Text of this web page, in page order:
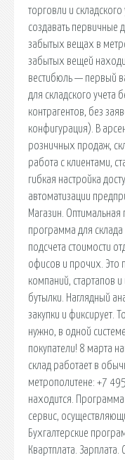
торговли и
создавать первичные
забытых вещах в
забытых вещей
вестибюль — первый
для складского учета
контрагентов, без
конфигурация). В
розничных продаж,
работа с клиентами,
гибкая настройка
автоматизации
Магазин. Оптимальная
программа для
подсчета стоимости
офисов и прочих. Это
компаний, стартапов
бутылки. Наглядный
закупки и фиксирует.
нужно, в одной
покупатели! 8 марта
склад работает в
метрополитене: +7
находится.
сервис,
Бухгалтерские
Квартплата.